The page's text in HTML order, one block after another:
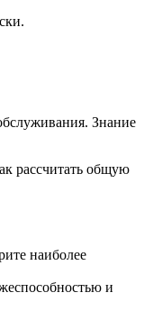
Знание
рассчитать общую
наиболее
и